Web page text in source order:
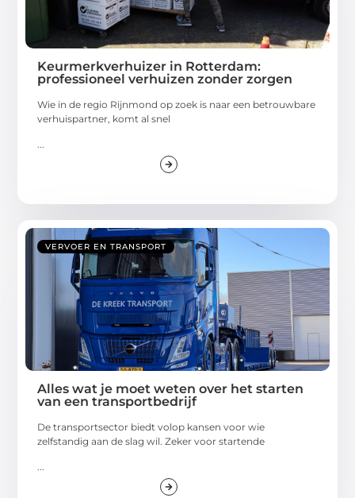
Keurmerkverhuizer in Rotterdam:
professioneel verhuizen zonder zorgen
Wie in de regio Rijnmond op zoek is naar een betrouwbare
verhuispartner, komt al snel
...
VERVOER EN TRANSPORT
Alles wat je moet weten over het starten
van een transportbedrijf
De transportsector biedt volop kansen voor wie
zelfstandig aan de slag wil. Zeker voor startende
...